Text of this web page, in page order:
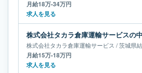
月給18万-34万円
求人を見る
株式会社タカラ倉庫運輸サービス /茨城県
月給15万-18万円
求人を見る